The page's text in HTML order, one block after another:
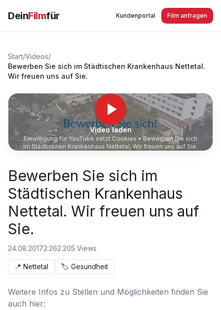
DeinFilmfür Kundenportal Film anfragen
Start/Videos/
Bewerben Sie sich im Städtischen Krankenhaus Nettetal.
Wir freuen uns auf Sie.
Video laden
Einwilligung für YouTube setzt Cookies • Bewerben Sie sich
im Städtischen Krankenhaus Nettetal. Wir freuen uns auf Sie.
Bewerben Sie sich im
Städtischen Krankenhaus
Nettetal. Wir freuen uns auf
Sie.
24.08.20172:262.205 Views
📍 Nettetal 🏷️ Gesundheit
Weitere Infos zu Stellen und Möglichkeiten finden Sie
auch hier: